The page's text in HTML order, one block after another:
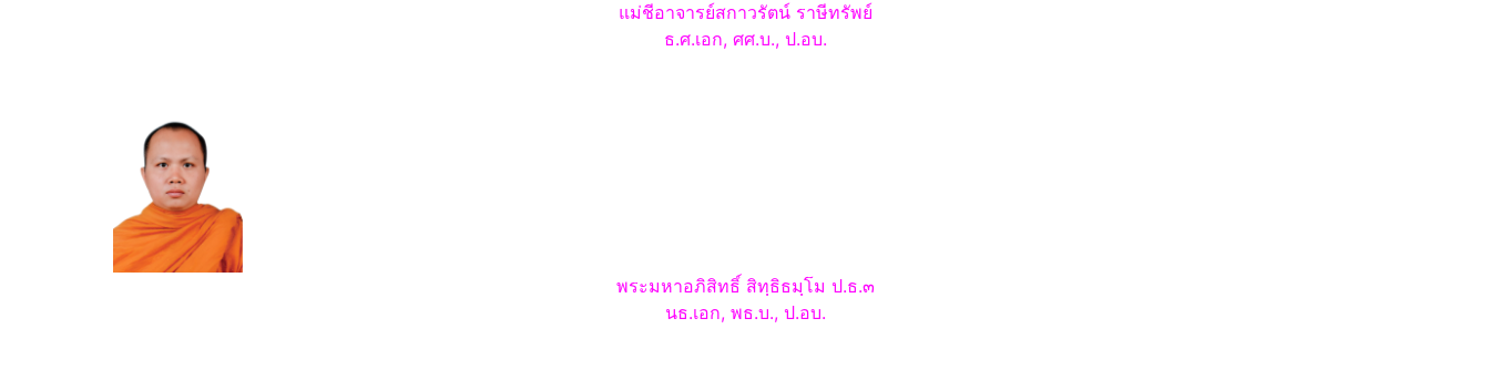
แม่ชีอาจารย์สกาวรัตน์ ราษีทรัพย์
ธ.ศ.เอก, ศศ.บ., ป.อบ.
พระมหาอภิสิทธิ์ สิทฺธิธมฺโม ป.ธ.๓
นธ.เอก, พธ.บ., ป.อบ.